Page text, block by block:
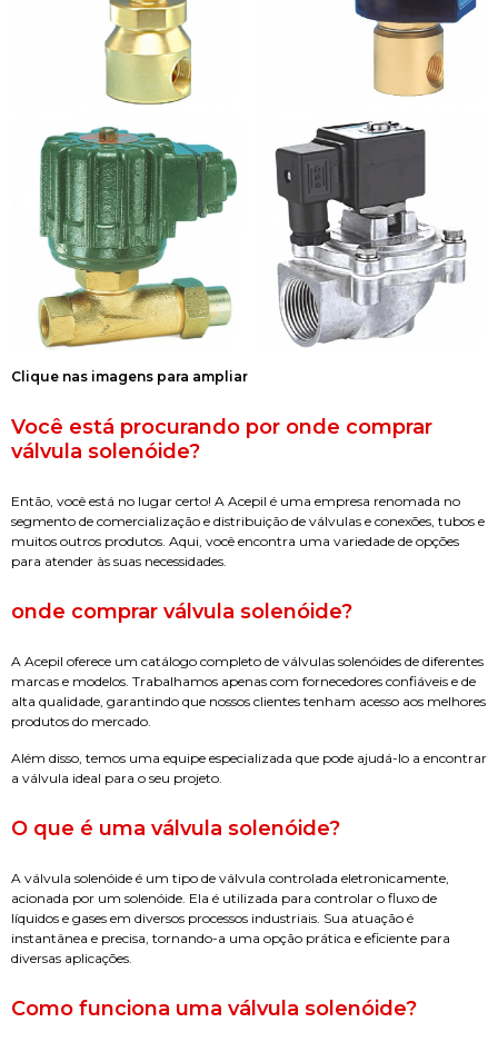
Clique nas imagens para ampliar
Você está procurando por onde comprar
válvula solenóide?
Então, você está no lugar certo! A Acepil é uma empresa renomada no
segmento de comercialização e distribuição de válvulas e conexões, tubos e
muitos outros produtos. Aqui, você encontra uma variedade de opções
para atender às suas necessidades.
onde comprar válvula solenóide?
A Acepil oferece um catálogo completo de válvulas solenóides de diferentes
marcas e modelos. Trabalhamos apenas com fornecedores confiáveis e de
alta qualidade, garantindo que nossos clientes tenham acesso aos melhores
produtos do mercado.
Além disso, temos uma equipe especializada que pode ajudá-lo a encontrar
a válvula ideal para o seu projeto.
O que é uma válvula solenóide?
A válvula solenóide é um tipo de válvula controlada eletronicamente,
acionada por um solenóide. Ela é utilizada para controlar o fluxo de
líquidos e gases em diversos processos industriais. Sua atuação é
instantânea e precisa, tornando-a uma opção prática e eficiente para
diversas aplicações.
Como funciona uma válvula solenóide?